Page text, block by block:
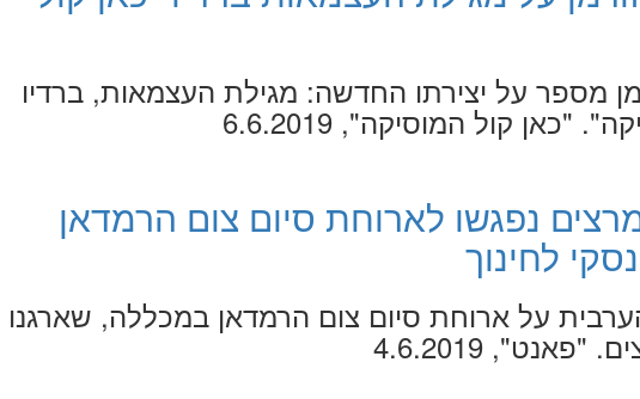
מספר על יצירתו החדשה: מגילת העצמאות, ברדיו
"כאן קול המוסיקה", 6.6.2019
נפגשו לארוחת סיום צום הרמדאן
לחינוך
על ארוחת סיום צום הרמדאן במכללה, שארגנו
4.6.2019